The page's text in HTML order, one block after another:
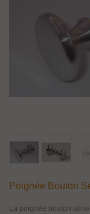
Poignée Bouton
La poignée bouton